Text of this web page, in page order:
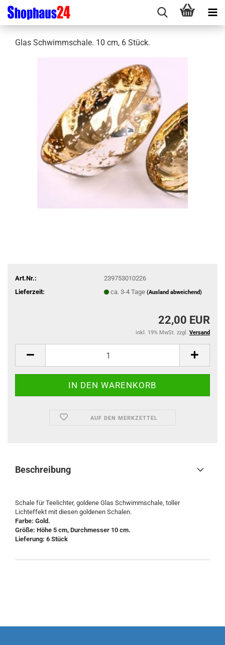
Glas Schwimmschale. 10 cm, 6 Stück.
Art.Nr.:
239753010226
Lieferzeit:
ca. 3-4 Tage (Ausland abweichend)
22,00 EUR
inkl. 19% MwSt. zzgl. Versand
AUF DEN MERKZETTEL
Beschreibung
Schale für Teelichter, goldene Glas Schwimmschale, toller
Lichteffekt mit diesen goldenen Schalen.
Farbe: Gold.
Größe: Höhe 5 cm, Durchmesser 10 cm.
Lieferung: 6 Stück